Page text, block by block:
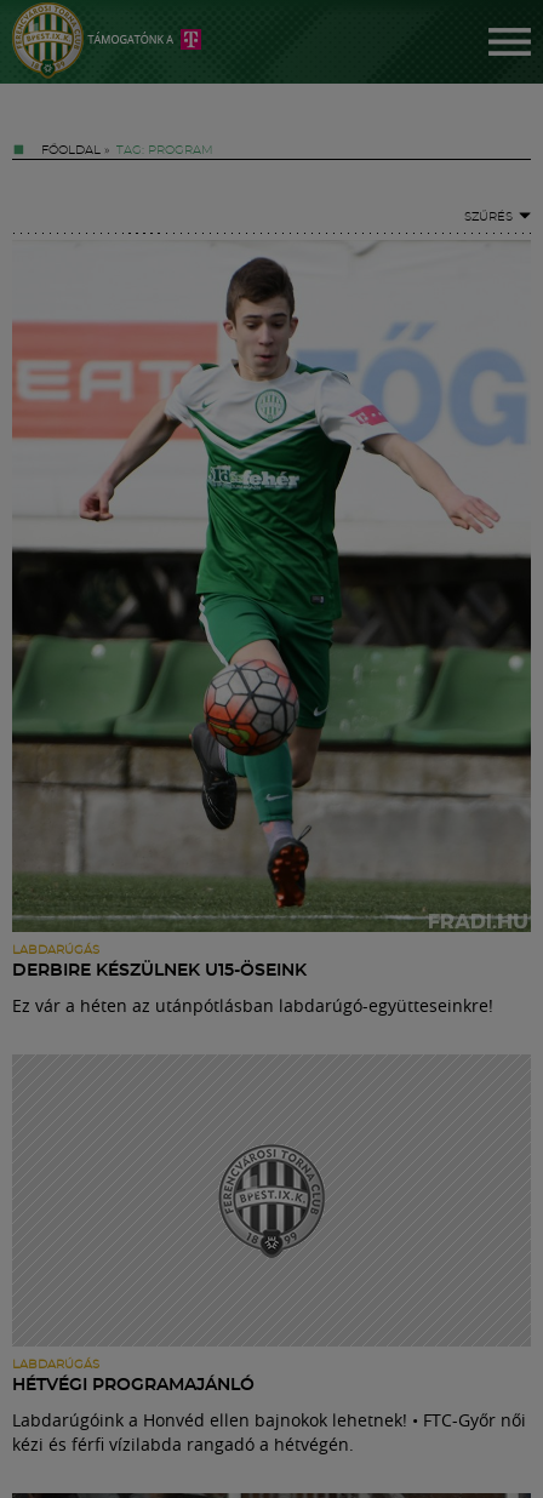
FŐOLDAL » TAG: PROGRAM
SZŰRÉS
LABDARÚGÁS
DERBIRE KÉSZÜLNEK U15-ÖSEINK
Ez vár a héten az utánpótlásban labdarúgó-együtteseinkre!
LABDARÚGÁS
HÉTVÉGI PROGRAMAJÁNLÓ
Labdarúgóink a Honvéd ellen bajnokok lehetnek! • FTC-Győr női
kézi és férfi vízilabda rangadó a hétvégén.
Jegyek
FM YouTube +
Labdarúgás
Szakosztályok
Meccscenter
Klub
Shop
Közösség